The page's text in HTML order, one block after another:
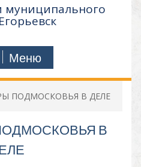
муниципального
Меню
ПОДМОСКОВЬЯ В ДЕЛЕ
В